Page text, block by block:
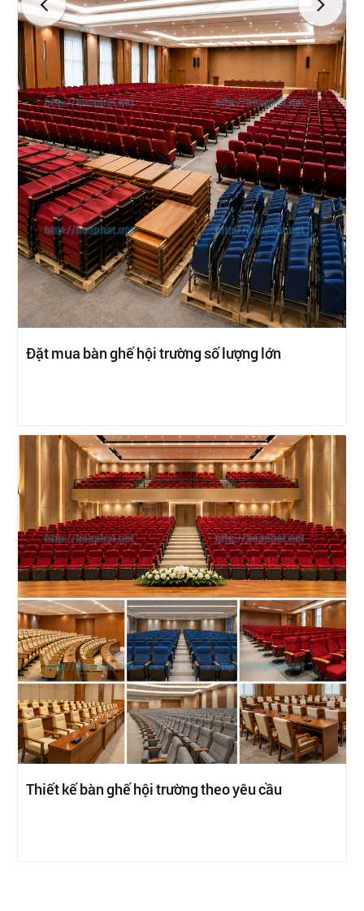
Đặt mua bàn ghế hội trường số lượng lớn
Thiết kế bàn ghế hội trường theo yêu cầu